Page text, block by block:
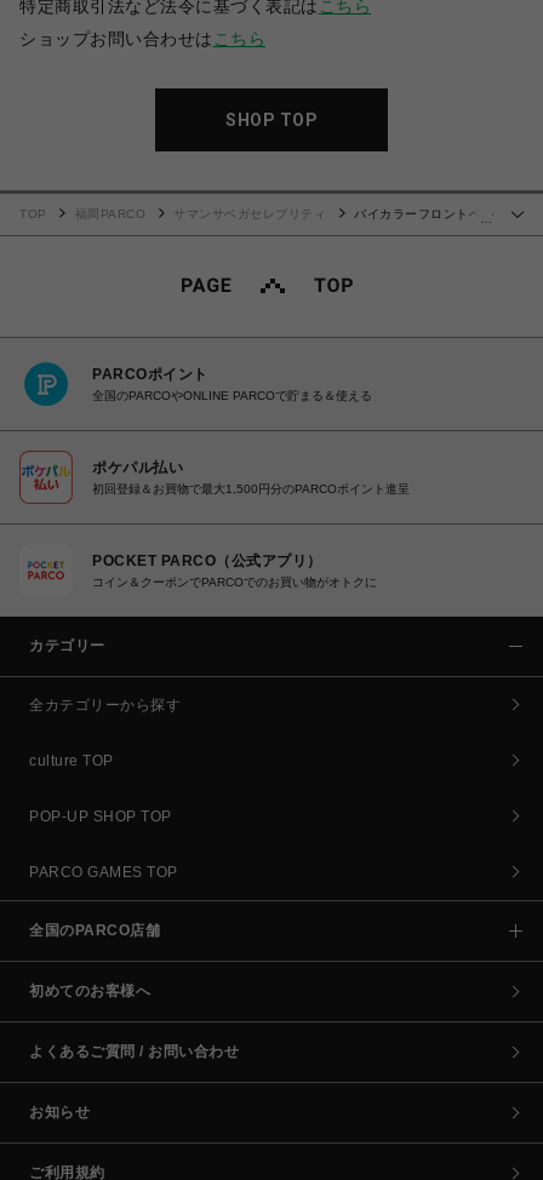
特定商取引法など法令に基づく表記は こちら
ショップお問い合わせは こちら
SHOP TOP
…
TOP 福岡PARCO サマンサベガセレブリティ
バイカラーフロントベル
PARCOポイント
全国のPARCOやONLINE PARCOで貯まる＆使える
ポケパル払い
初回登録＆お買物で最大1,500円分のPARCOポイント進呈
POCKET PARCO（公式アプリ）
コイン＆クーポンでPARCOでのお買い物がオトクに
カテゴリー
全カテゴリーから探す
culture TOP
POP-UP SHOP TOP
PARCO GAMES TOP
全国のPARCO店舗
初めてのお客様へ
よくあるご質問 / お問い合わせ
お知らせ
ご利用規約